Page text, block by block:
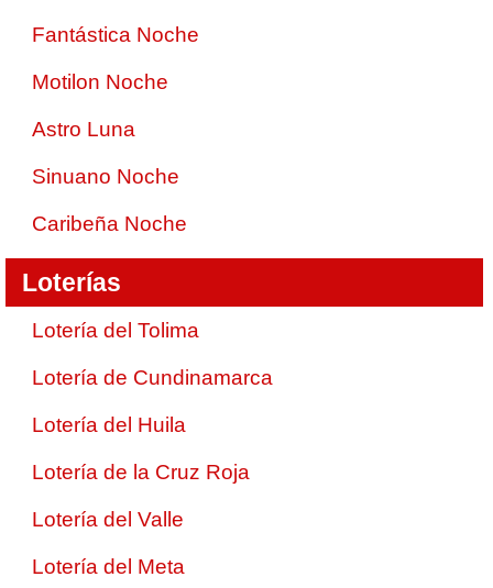
Fantástica Noche
Motilon Noche
Astro Luna
Sinuano Noche
Caribeña Noche
Loterías
Lotería del Tolima
Lotería de Cundinamarca
Lotería del Huila
Lotería de la Cruz Roja
Lotería del Valle
Lotería del Meta